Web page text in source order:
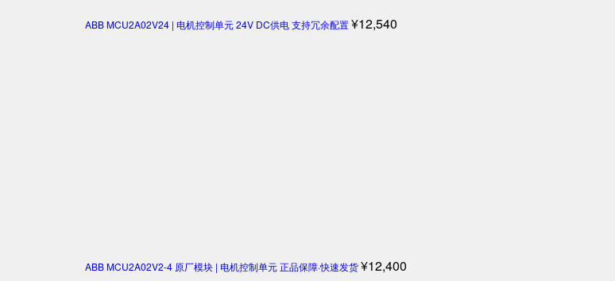
ABB MCU2A02V24 | 电机控制单元 24V DC供电 支持冗余配置¥12,540
ABB MCU2A02V2-4 原厂模块 | 电机控制单元 正品保障·快速发货¥12,400